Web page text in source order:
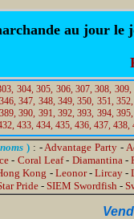
au jour le
304, 305, 306, 307, 308, 309,
346, 347, 348, 349, 350, 351, 352,
389, 390, 391, 392, 393, 394, 395,
433, 434, 435, 436, 437, 438,
): -Advantage Party -
- Coral Leaf- Diamantina-
Kong - Leonor-Lircay -
Pride- SIEM Swordfish -